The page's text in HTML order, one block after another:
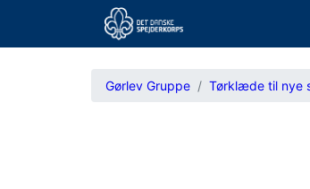
Gørlev Gruppe Tørklæde til nye